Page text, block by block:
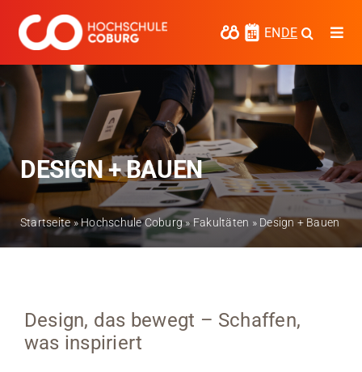
Inhalt
springen
ENDE
Studieren
Forschen
Kooperieren
Hochschule Coburg
Regionalentwicklung
Informationen für …
DESIGN + BAUEN
Startseite»Hochschule Coburg»Fakultäten » Design + Bauen
Design, das bewegt – Schaffen,
was inspiriert